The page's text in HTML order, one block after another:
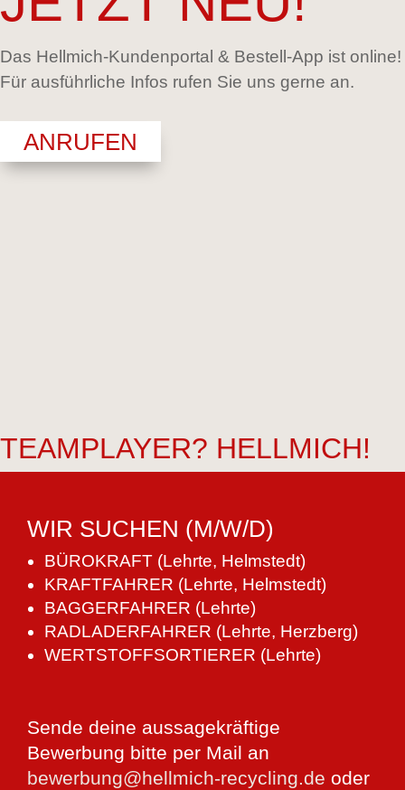
Das Hellmich-Kundenportal & Bestell-App ist online!
Für ausführliche Infos rufen Sie uns gerne an.
ANRUFEN
TEAMPLAYER? HELLMICH!
WIR SUCHEN (M/W/D)
BÜROKRAFT (Lehrte, Helmstedt)
KRAFTFAHRER (Lehrte, Helmstedt)
BAGGERFAHRER (Lehrte)
RADLADERFAHRER (Lehrte, Herzberg)
WERTSTOFFSORTIERER (Lehrte)
Sende deine aussagekräftige
Bewerbung bitte per Mail an
bewerbung@hellmich-recycling.de oder